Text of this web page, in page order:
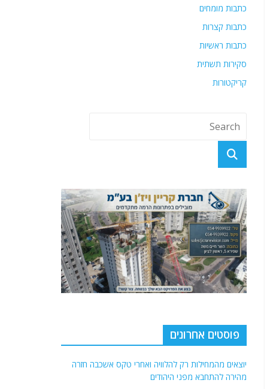
כתבות מומחים
כתבות קצרות
כתבות ראשיות
סקירות תשתית
קריקטורות
פוסטים אחרונים
יוצאים מהמחילות רק להלוויה ואחרי טקס אשכבה חזרה
מהירה להתחבא מפני היהודים